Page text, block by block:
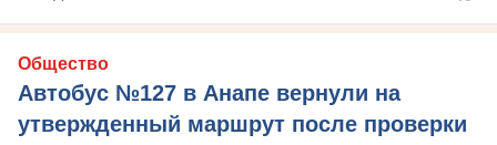
Общество
Автобус №127 в Анапе вернули на
утвержденный маршрут после проверки